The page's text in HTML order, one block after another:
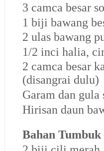
3 camca besar
1 biji bawang
2 ulas bawang
1/2 inci halia,
2 camca besar
(disangrai dulu)
Garam dan gula
Hirisan daun
Bahan